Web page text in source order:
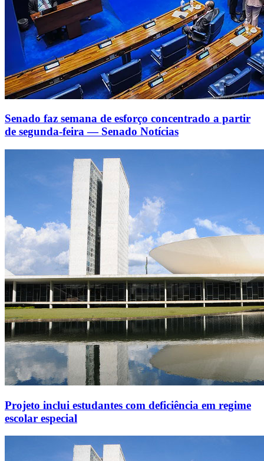
Senado faz semana de esforço concentrado a partir
de segunda-feira — Senado Notícias
Projeto inclui estudantes com deficiência em regime
escolar especial